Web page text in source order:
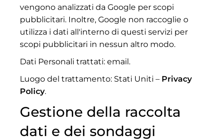
vengono analizzati da Google per scopi
pubblicitari. Inoltre, Google non raccoglie o
utilizza i dati all'interno di questi servizi per
scopi pubblicitari in nessun altro modo.
Dati Personali trattati: email.
Luogo del trattamento: Stati Uniti – Privacy
Policy.
Gestione della raccolta
dati e dei sondaggi